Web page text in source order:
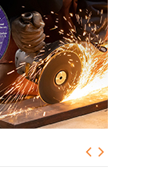
mestu!
od 40 godina
INDICATOR
za efikasnije
u
i vetroparkovima